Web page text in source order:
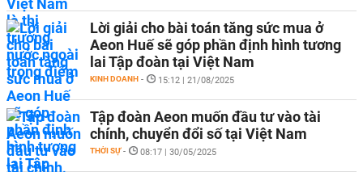
Lời giải cho bài toán tăng sức mua ở
Aeon Huế sẽ góp phần định hình tương
lai Tập đoàn tại Việt Nam
KINH DOANH - 15:12 | 21/08/2025
Tập đoàn Aeon muốn đầu tư vào tài
chính, chuyển đổi số tại Việt Nam
THỜI SỰ - 08:17 | 30/05/2025